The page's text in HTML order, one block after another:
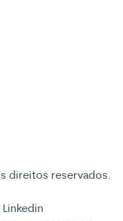
direitos reservados.
Linkedin